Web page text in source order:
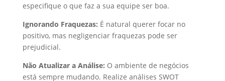
especifique o que faz a sua equipe ser boa.
Ignorando Fraquezas: É natural querer focar no
positivo, mas negligenciar fraquezas pode ser
prejudicial.
Não Atualizar a Análise: O ambiente de negócios
está sempre mudando. Realize análises SWOT